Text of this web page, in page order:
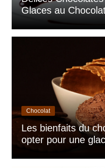
moelleux et
Chocolat
Les bienfaits du
opter pour une